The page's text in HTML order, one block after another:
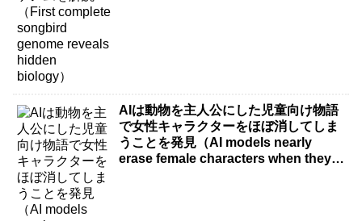
AIは動物を主人公にした児童向け物語
で女性キャラクターをほぼ消してしま
うことを発見（AI models nearly
erase female characters when they